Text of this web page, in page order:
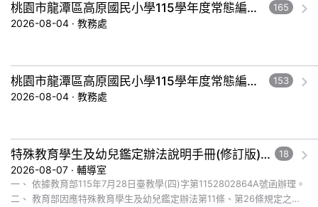
桃園市龍潭區高原國民小學115學年度常態編班暨導師編配作業結果公告-三年級。 165
2026-08-04 · 教務處
桃園市龍潭區高原國民小學115學年度常態編班暨導師編配作業結果公告-一年級。 153
2026-08-04 · 教務處
特殊教育學生及幼兒鑑定辦法說明手冊(修訂版)與學習障礙鑑定說明影片已公告於全國特殊教育資訊網，請自行上網觀看或下載運用 18
2026-08-07 · 輔導室
一、 依據教育部115年7月28日臺教學(四)字第1152802864A號函辦理。
二、 教育部因應特殊教育學生及幼兒鑑定辦法第11條、第26條規定之修